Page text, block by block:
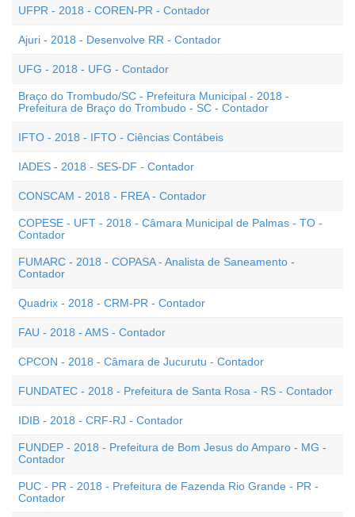
UFPR - 2018 - COREN-PR - Contador
Ajuri - 2018 - Desenvolve RR - Contador
UFG - 2018 - UFG - Contador
Braço do Trombudo/SC - Prefeitura Municipal - 2018 -
Prefeitura de Braço do Trombudo - SC - Contador
IFTO - 2018 - IFTO - Ciências Contábeis
IADES - 2018 - SES-DF - Contador
CONSCAM - 2018 - FREA - Contador
COPESE - UFT - 2018 - Câmara Municipal de Palmas - TO -
Contador
FUMARC - 2018 - COPASA - Analista de Saneamento -
Contador
Quadrix - 2018 - CRM-PR - Contador
FAU - 2018 - AMS - Contador
CPCON - 2018 - Câmara de Jucurutu - Contador
FUNDATEC - 2018 - Prefeitura de Santa Rosa - RS - Contador
IDIB - 2018 - CRF-RJ - Contador
FUNDEP - 2018 - Prefeitura de Bom Jesus do Amparo - MG -
Contador
PUC - PR - 2018 - Prefeitura de Fazenda Rio Grande - PR -
Contador